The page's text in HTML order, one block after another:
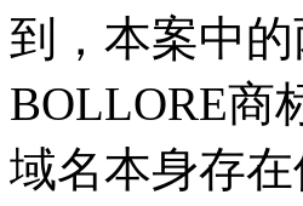
到，本案中
BOLLORE商
域名本身存